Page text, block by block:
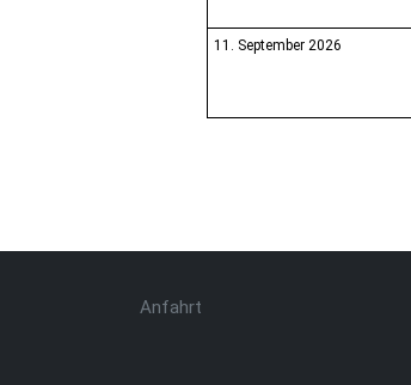
11. September 2026
Anfahrt